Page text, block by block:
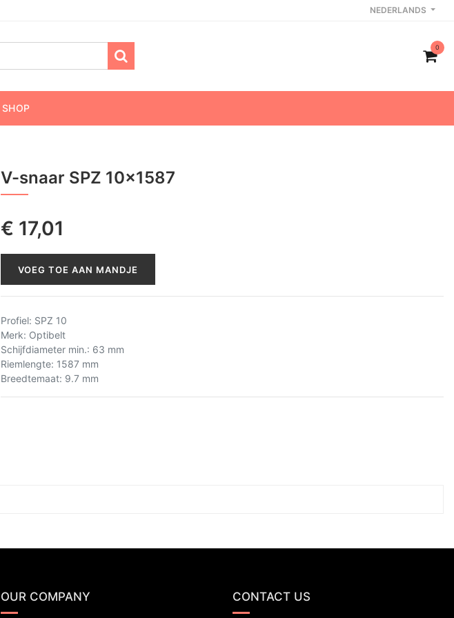
NEDERLANDS
0
SHOP
V-snaar SPZ 10x1587
€ 17,01
VOEG TOE AAN MANDJE
Profiel: SPZ 10
Merk: Optibelt
Schijfdiameter min.: 63 mm
Riemlengte: 1587 mm
Breedtemaat: 9.7 mm
OUR COMPANY CONTACT US